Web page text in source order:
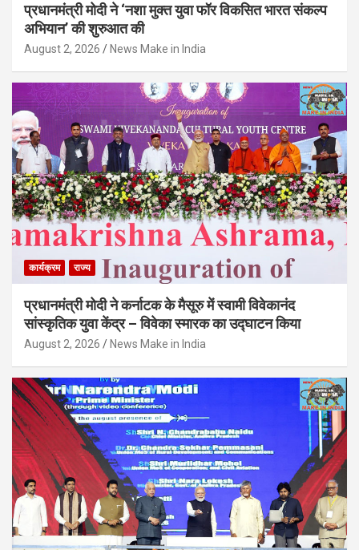
प्रधानमंत्री मोदी ने ‘नशा मुक्त युवा फॉर विकसित भारत संकल्प
अभियान’ की शुरुआत की
August 2, 2026 News Make in India
कार्यक्रम राज्य
प्रधानमंत्री मोदी ने कर्नाटक के मैसूरु में स्वामी विवेकानंद
सांस्कृतिक युवा केंद्र – विवेका स्मारक का उद्घाटन किया
August 2, 2026 News Make in India